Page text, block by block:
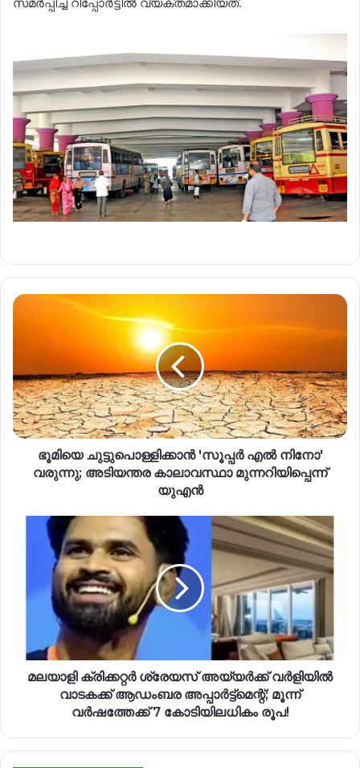
ഭൂമിയെ ചുട്ടുപൊള്ളിക്കാൻ 'സൂപ്പർ എൽ നിനോ'
വരുന്നു; അടിയന്തര കാലാവസ്ഥാ മുന്നറിയിപ്പെന്ന്
യുഎൻ
മലയാളി ക്രിക്കറ്റർ ശ്രേയസ് അയ്യർക്ക് വർളിയിൽ
വാടകക്ക് ആഡംബര അപ്പാർട്ട്മെന്റ്; മൂന്ന്
വർഷത്തേക്ക് 7 കോടിയിലധികം രൂപ!